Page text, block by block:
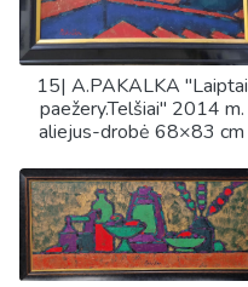
15| A.PAKALKA "Laiptai
paežery.Telšiai" 2014 m.
aliejus-drobė 68×83 cm